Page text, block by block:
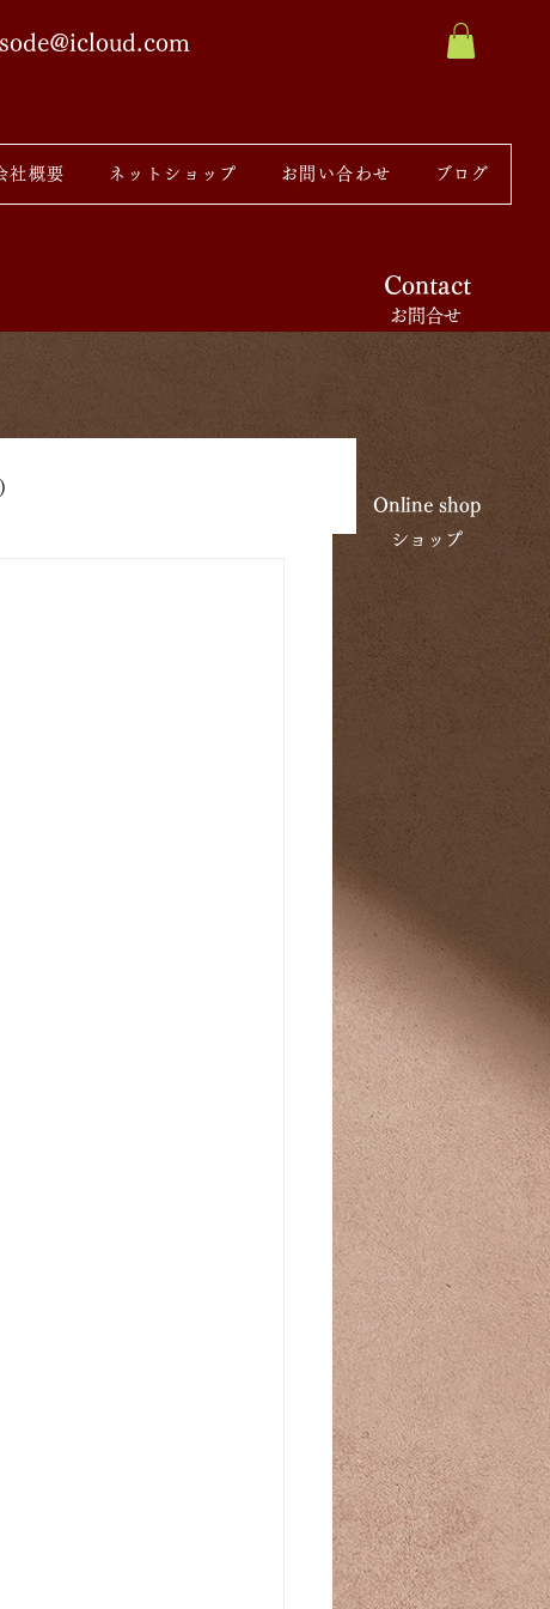
Contact
お問合せ
Online shop
​ショップ
社概要 ネットショップ お問い合わせ ブログ